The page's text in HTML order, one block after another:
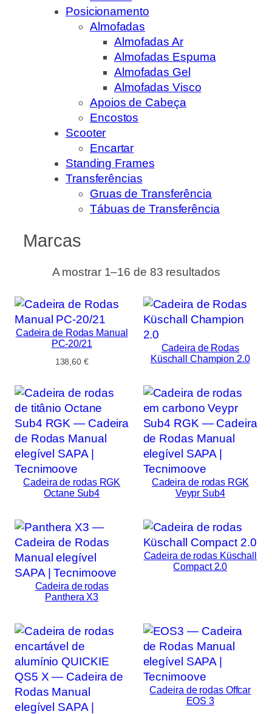
Posicionamento
Almofadas
Almofadas Ar
Almofadas Espuma
Almofadas Gel
Almofadas Visco
Apoios de Cabeça
Encostos
Scooter
Encartar
Standing Frames
Transferências
Gruas de Transferência
Tábuas de Transferência
Marcas
A mostrar 1–16 de 83 resultados
Cadeira de Rodas Manual
PC-20/21
138,60 €
Cadeira de Rodas
Küschall Champion 2.0
Cadeira de rodas RGK
Octane Sub4
Cadeira de rodas RGK
Veypr Sub4
Cadeira de rodas
Panthera X3
Cadeira de rodas Küschall
Compact 2.0
Cadeira de rodas Offcar
EOS 3